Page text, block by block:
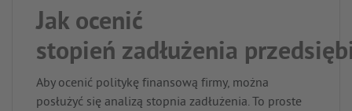
Jak ocenić
stopień zadłużenia
Aby ocenić politykę finansową firmy, można
posłużyć się analizą stopnia zadłużenia. To proste